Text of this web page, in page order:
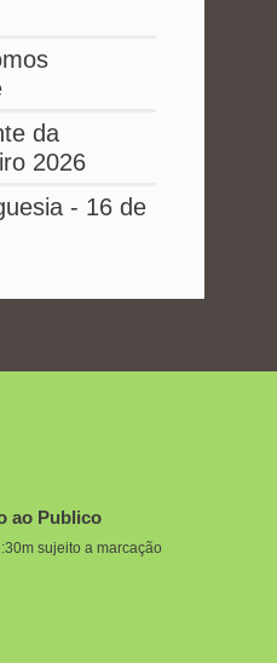
da
2026
- 16 de
ao Publico
sujeito a marcação